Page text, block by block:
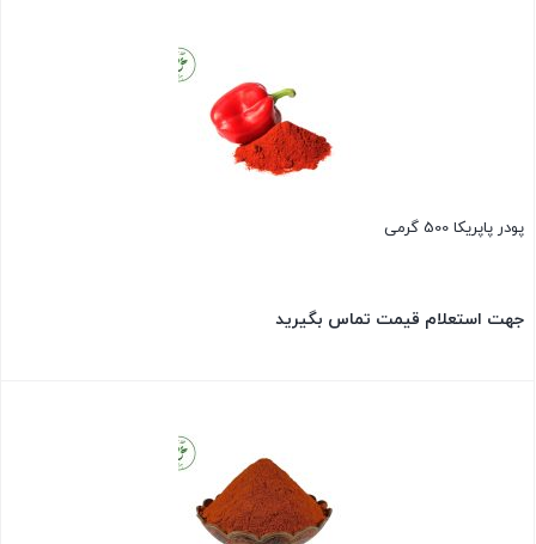
پودر پاپریکا 500 گرمی
جهت استعلام قیمت تماس بگیرید